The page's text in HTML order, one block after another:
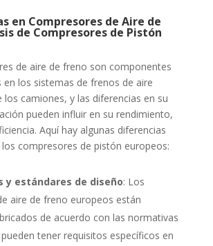
en Compresores de Aire de
de Compresores de Pistón
de aire de freno son componentes
los sistemas de frenos de aire
los camiones, y las diferencias en su
pueden influir en su rendimiento,
Aquí hay algunas diferencias
compresores de pistón europeos:
y estándares de diseño: Los
aire de freno europeos están
de acuerdo con las normativas
tener requisitos específicos en